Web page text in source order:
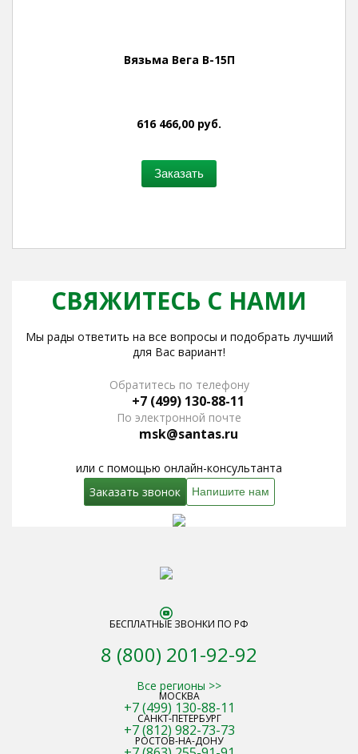
Вязьма Вега В-15П
616 466,00 руб.
Заказать
СВЯЖИТЕСЬ С НАМИ
Мы рады ответить на все вопросы и подобрать лучший
для Вас вариант!
Обратитесь по телефону
+7 (499) 130-88-11
По электронной почте
msk@santas.ru
или с помощью онлайн-консультанта
Заказать звонок
Напишите нам
БЕСПЛАТНЫЕ ЗВОНКИ ПО РФ
8 (800) 201-92-92
Все регионы >>
МОСКВА
+7 (499) 130-88-11
САНКТ-ПЕТЕРБУРГ
+7 (812) 982-73-73
РОСТОВ-НА-ДОНУ